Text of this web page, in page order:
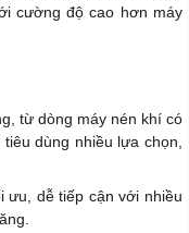
cường độ cao hơn máy
từ dòng máy nén khí có
dùng nhiều lựa chọn,
ưu, dễ tiếp cận với nhiều